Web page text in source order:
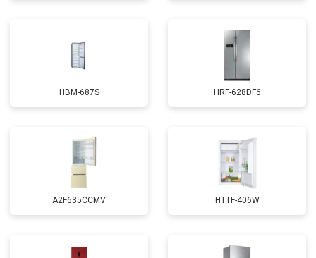
HBM-687S HRF-628DF6
A2F635CCMV HTTF-406W